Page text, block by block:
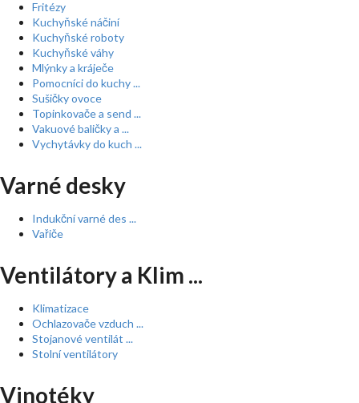
Fritézy
Kuchyňské náčiní
Kuchyňské roboty
Kuchyňské váhy
Mlýnky a kráječe
Pomocníci do kuchy ...
Sušičky ovoce
Topinkovače a send ...
Vakuové baličky a ...
Vychytávky do kuch ...
Varné desky
Indukční varné des ...
Vařiče
Ventilátory a Klim ...
Klimatizace
Ochlazovače vzduch ...
Stojanové ventilát ...
Stolní ventilátory
Vinotéky